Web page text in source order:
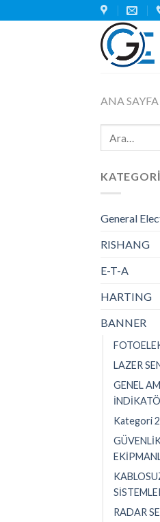
to
ANA SAYFA
General
RISHANG
E-T-A
HARTING
BANNER
LAZER
GENEL
Kategori
RADAR